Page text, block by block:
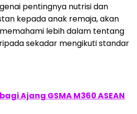
pentingnya nutrisi dan
kepada anak remaja, akan
lebih dalam tentang
sekadar mengikuti standar
Ajang GSMA M360 ASEAN